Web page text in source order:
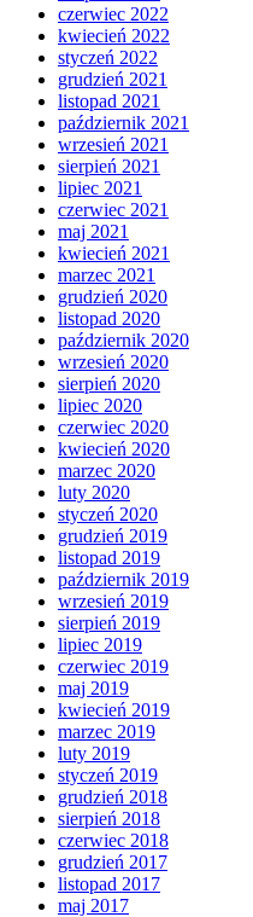
czerwiec 2022
kwiecień 2022
styczeń 2022
grudzień 2021
listopad 2021
październik 2021
wrzesień 2021
sierpień 2021
lipiec 2021
czerwiec 2021
maj 2021
kwiecień 2021
marzec 2021
grudzień 2020
listopad 2020
październik 2020
wrzesień 2020
sierpień 2020
lipiec 2020
czerwiec 2020
kwiecień 2020
marzec 2020
luty 2020
styczeń 2020
grudzień 2019
listopad 2019
październik 2019
wrzesień 2019
sierpień 2019
lipiec 2019
czerwiec 2019
maj 2019
kwiecień 2019
marzec 2019
luty 2019
styczeń 2019
grudzień 2018
sierpień 2018
czerwiec 2018
grudzień 2017
listopad 2017
maj 2017